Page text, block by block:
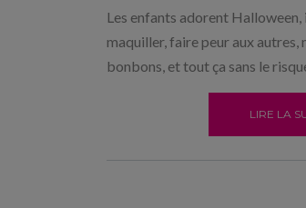
Les enfants adorent Halloween,
maquiller, faire peur aux autres,
bonbons, et tout ça sans le
LIRE LA